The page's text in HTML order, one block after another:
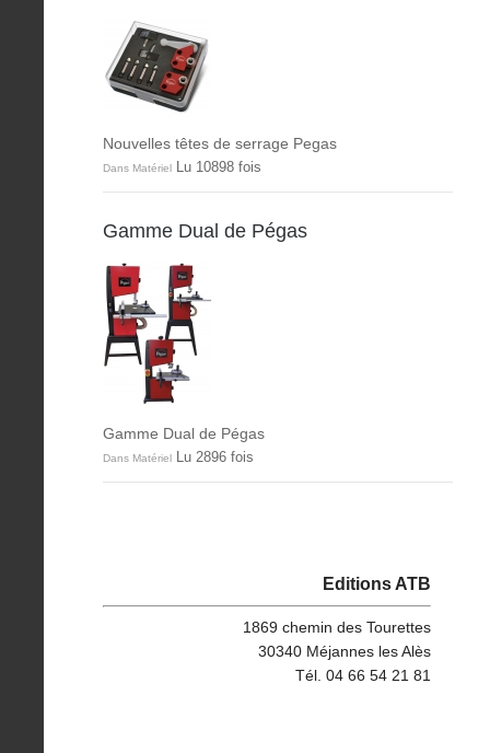
Nouvelles têtes de serrage Pegas
Dans Matériel Lu 10898 fois
Gamme Dual de Pégas
Gamme Dual de Pégas
Dans Matériel Lu 2896 fois
Editions ATB
1869 chemin des Tourettes
30340 Méjannes les Alès
Tél. 04 66 54 21 81